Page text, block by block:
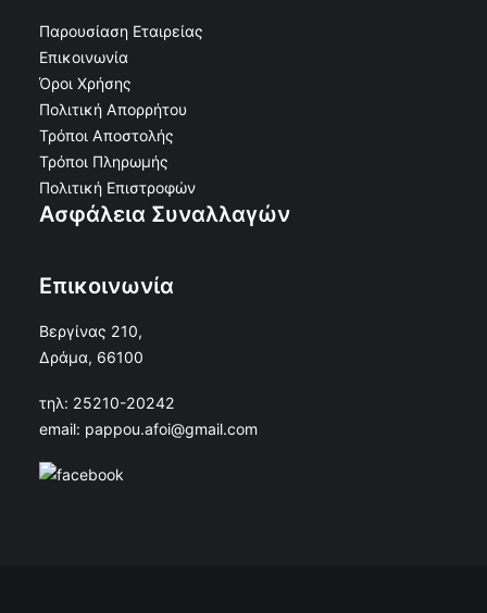
Παρουσίαση Εταιρείας
Επικοινωνία
Όροι Χρήσης
Πολιτική Απορρήτου
Τρόποι Αποστολής
Τρόποι Πληρωμής
Πολιτική Επιστροφών
Ασφάλεια Συναλλαγών
Επικοινωνία
Βεργίνας 210,
Δράμα, 66100
τηλ: 25210-20242
email: pappou.afoi@gmail.com